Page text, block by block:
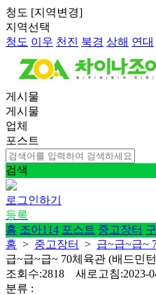
청도 [지역변경]
지역선택
청도 이우 천진 북경 상해 연대
게시물
게시물
업체
포스트
검색
로그인하기
등록
홈 조아114 포스트 중고장터
홈 > 중고장터 > 급~급~급~
급~급~급~ 70체육관 (배드민
조회수:2818 새로고침:2023-
분류 :